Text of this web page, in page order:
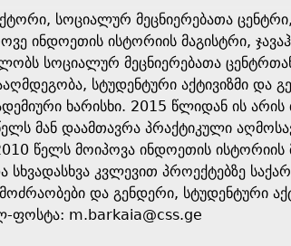
სოციალურ მეცნიერებათა
ინდოეთის ისტორიის მაგისტრი,
სოციალურ მეცნიერებათა
სტუდენტური აქტივიზმი
ხარისხი. 2015 წლიდან ის
მან დაამთავრა პრაქტიკული
წელს მოიპოვა ინდოეთის ისტორიის
სხვადასხვა კვლევით პროექტებზე
და გენდერი, სტუდენტური
ფოსტა: m.barkaia@css.ge